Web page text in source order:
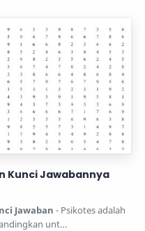
Kunci Jawabannya
Jawaban - Psikotes adalah
unt…